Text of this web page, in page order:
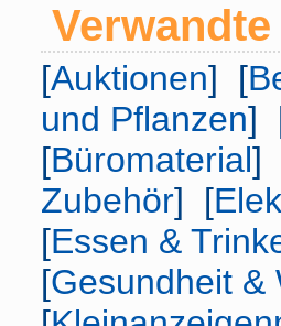
[Auktionen] [
und Pflanzen]
[Büromaterial]
Zubehör] [
[Essen &
[Gesundheit &